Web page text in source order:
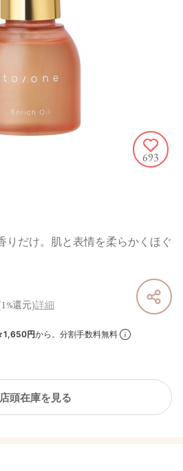
693
りだけ。肌と表情を柔らかくほぐ
還元)詳細
1,650円から。分割手数料無料
頭在庫を見る